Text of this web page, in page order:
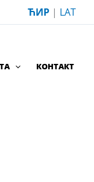
ЋИР | LAT
КОНТАКТ